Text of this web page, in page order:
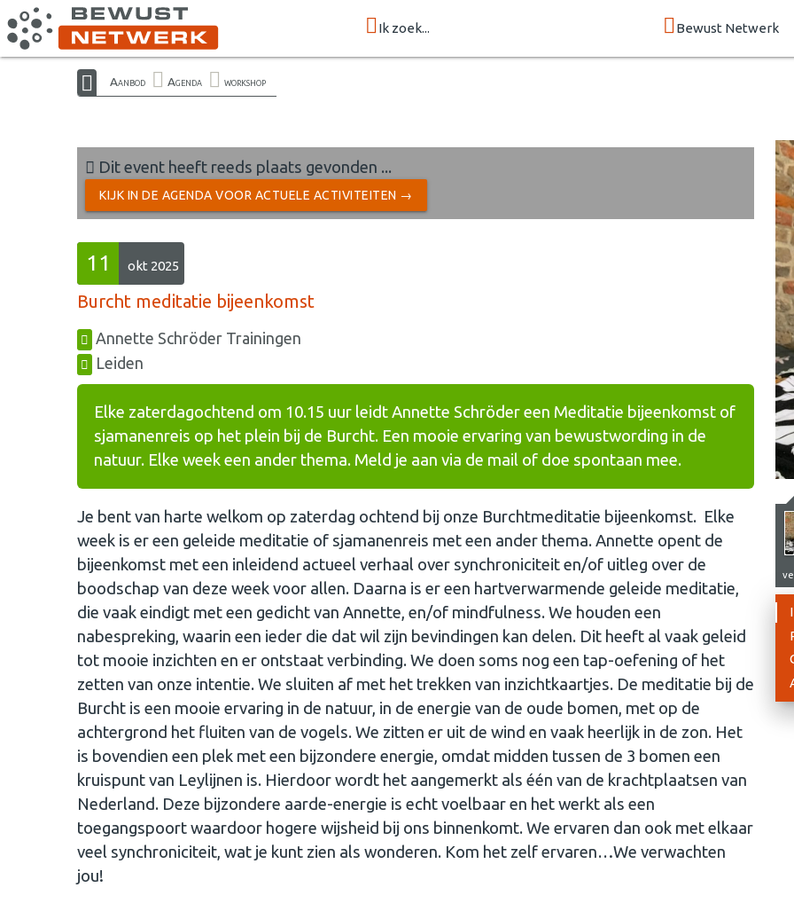
Ik zoek... Bewust Netwerk
Aanbod Agenda workshop
Dit event heeft reeds plaats gevonden ...
KIJK IN DE AGENDA VOOR ACTUELE ACTIVITEITEN →
11 okt 2025
Burcht meditatie bijeenkomst
Annette Schröder Trainingen
Leiden
Elke zaterdagochtend om 10.15 uur leidt Annette Schröder een Meditatie bijeenkomst of
sjamanenreis op het plein bij de Burcht. Een mooie ervaring van bewustwording in de
natuur. Elke week een ander thema. Meld je aan via de mail of doe spontaan mee.
Je bent van harte welkom op zaterdag ochtend bij onze Burchtmeditatie bijeenkomst. Elke
week is er een geleide meditatie of sjamanenreis met een ander thema. Annette opent de
bijeenkomst met een inleidend actueel verhaal over synchroniciteit en/of uitleg over de
boodschap van deze week voor allen. Daarna is er een hartverwarmende geleide meditatie,
die vaak eindigt met een gedicht van Annette, en/of mindfulness. We houden een
nabespreking, waarin een ieder die dat wil zijn bevindingen kan delen. Dit heeft al vaak geleid
tot mooie inzichten en er ontstaat verbinding. We doen soms nog een tap-oefening of het
zetten van onze intentie. We sluiten af met het trekken van inzichtkaartjes. De meditatie bij de
Burcht is een mooie ervaring in de natuur, in de energie van de oude bomen, met op de
achtergrond het fluiten van de vogels. We zitten er uit de wind en vaak heerlijk in de zon. Het
is bovendien een plek met een bijzondere energie, omdat midden tussen de 3 bomen een
kruispunt van Leylijnen is. Hierdoor wordt het aangemerkt als één van de krachtplaatsen van
Nederland. Deze bijzondere aarde-energie is echt voelbaar en het werkt als een
toegangspoort waardoor hogere wijsheid bij ons binnenkomt. We ervaren dan ook met elkaar
veel synchroniciteit, wat je kunt zien als wonderen. Kom het zelf ervaren…We verwachten
jou!